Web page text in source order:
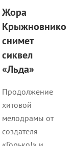
Жора
Крыжновников
снимет
сиквел
«Льда»
Продолжение
хитовой
мелодрамы от
создателя